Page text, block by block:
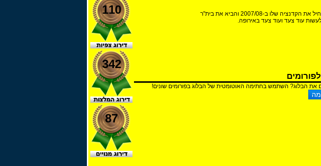
הבלוג מתחיל בעיצומה של עונת 2011/12 כאשר המנג'ר הדר שמאע, שהתחיל את הקדנציה שלו ב-2007/08 והביא את בית"ר
עוד צעד ועוד צעד באירופה.
את הבלוג? השתמש בחתימה האוטומטית של הבלוג בפורומים שונים!
110
342
87